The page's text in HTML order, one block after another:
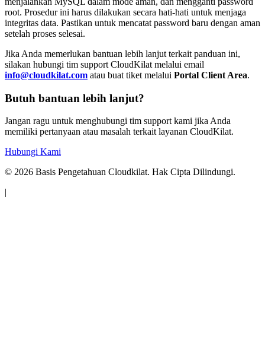
root. Prosedur ini harus dilakukan secara hati-hati untuk menjaga
integritas data. Pastikan untuk mencatat password baru dengan aman
setelah proses selesai.
Jika Anda memerlukan bantuan lebih lanjut terkait panduan ini,
silakan hubungi tim support CloudKilat melalui email
info@cloudkilat.com atau buat tiket melalui Portal Client Area.
Butuh bantuan lebih lanjut?
Jangan ragu untuk menghubungi tim support kami jika Anda
memiliki pertanyaan atau masalah terkait layanan CloudKilat.
Hubungi Kami
© 2026 Basis Pengetahuan Cloudkilat. Hak Cipta Dilindungi.
|